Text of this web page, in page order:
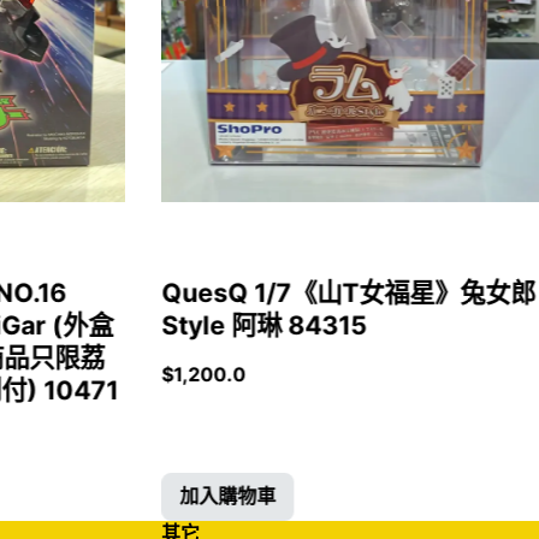
(外盒
只限荔
) 10471
QuesQ 1/7《山T女福星》兔女郎
Style 阿琳 84315
$1,200.0
加入購物車
其它